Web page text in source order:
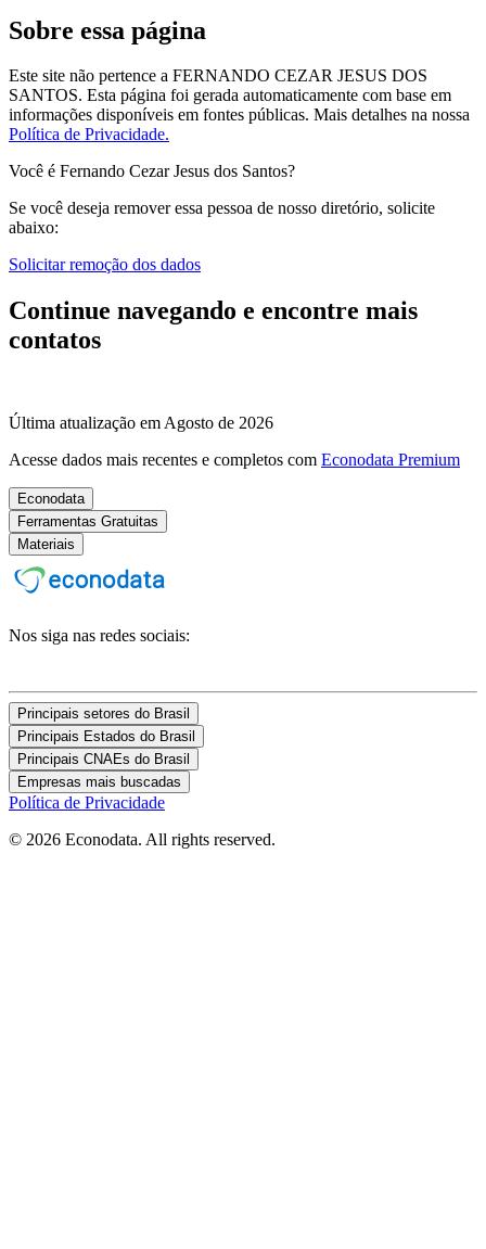
Sobre essa página
Este site não pertence a FERNANDO CEZAR JESUS DOS
SANTOS. Esta página foi gerada automaticamente com base em
informações disponíveis em fontes públicas. Mais detalhes na nossa
Política de Privacidade.
Você é Fernando Cezar Jesus dos Santos?
Se você deseja remover essa pessoa de nosso diretório, solicite
abaixo:
Solicitar remoção dos dados
Continue navegando e encontre mais
contatos
Última atualização em Agosto de 2026
Acesse dados mais recentes e completos com Econodata Premium
Econodata
Ferramentas Gratuitas
Materiais
Nos siga nas redes sociais:
Principais setores do Brasil
Principais Estados do Brasil
Principais CNAEs do Brasil
Empresas mais buscadas
Política de Privacidade
© 2026 Econodata. All rights reserved.